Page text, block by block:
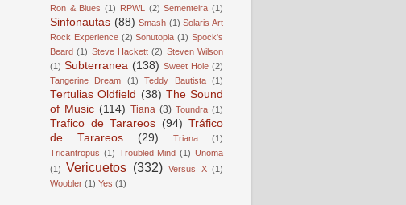
Ron & Blues (1) RPWL (2) Sementeira (1)
Sinfonautas (88) Smash (1) Solaris Art
Rock Experience (2) Sonutopia (1) Spock's
Beard (1) Steve Hackett (2) Steven Wilson
(1) Subterranea (138) Sweet Hole (2)
Tangerine Dream
(1) Teddy Bautista (1)
Tertulias Oldfield (38) The Sound
of Music (114) Tiana (3) Toundra (1)
Trafico de Tarareos (94) Tráfico
de Tarareos
(29) Triana
(1)
Tricantropus (1) Troubled Mind (1) Unoma
(1)
Vericuetos (332) Versus X (1)
Woobler (1) Yes (1)